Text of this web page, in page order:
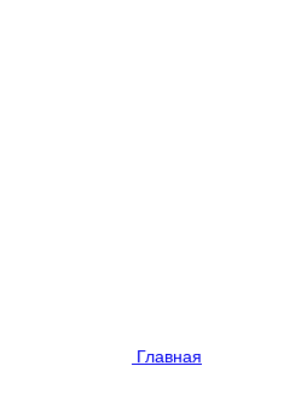
Главная